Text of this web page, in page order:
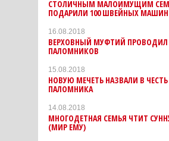
СТОЛИЧНЫМ МАЛОИМУЩИМ
ПОДАРИЛИ 100 ШВЕЙНЫХ МАШИН
16.08.2018
ВЕРХОВНЫЙ МУФТИЙ ПРОВОДИЛ
ПАЛОМНИКОВ
15.08.2018
НОВУЮ МЕЧЕТЬ НАЗВАЛИ В
ПАЛОМНИКА
14.08.2018
МНОГОДЕТНАЯ СЕМЬЯ ЧТИТ
(МИР ЕМУ)